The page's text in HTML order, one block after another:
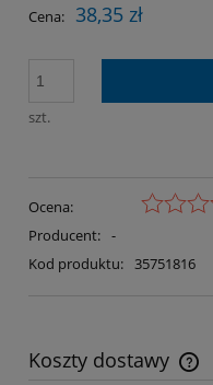
Cena: 38,35 zł
szt.
Ocena:
Producent: -
Kod produktu: 35751816
Koszty dostawy
Cena nie zawiera